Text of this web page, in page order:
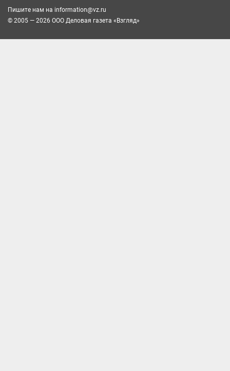
Пишите нам на information@vz.ru
© 2005 — 2026 ООО Деловая газета «Взгляд»